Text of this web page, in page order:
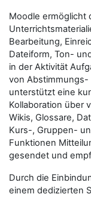
Moodle ermöglicht
Bearbeitung,
Dateiform, Ton-
in der Aktivität
von
unterstützt eine
Kollaboration über
Wikis, Glossare,
Kurs-, Gruppen-
Funktionen
gesendet und
Durch die
einem dedizierten